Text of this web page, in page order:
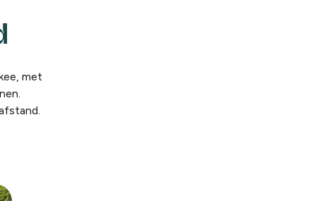
met